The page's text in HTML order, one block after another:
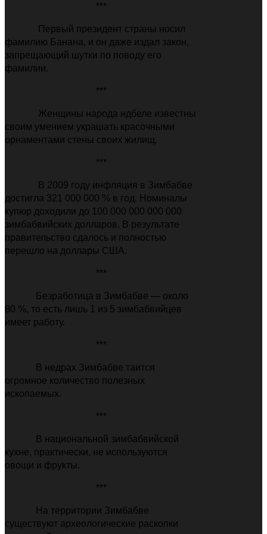
***
Первый президент страны носил
фамилию Банана, и он даже издал закон,
запрещающий шутки по поводу его
фамилии.
***
Женщины народа ндбеле известны
своим умением украшать красочными
орнаментами стены своих жилищ.
***
В 2009 году инфляция в Зимбабве
достигла 321 000 000 % в год. Номиналы
купюр доходили до 100 000 000 000 000
зимбабвийских долларов. В результате
правительство сдалось и полностью
перешло на доллары США.
***
Безработица в Зимбабве — около
80 %, то есть лишь 1 из 5 зимбабвийцев
имеет работу.
***
В недрах Зимбабве таится
огромное количество полезных
ископаемых.
***
В национальной зимбабвийской
кухне, практически, не используются
овощи и фрукты.
***
На территории Зимбабве
существуют археологические раскопки